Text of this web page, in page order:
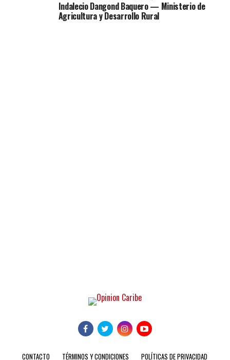
Indalecio Dangond Baquero — Ministerio de
Agricultura y Desarrollo Rural
CONTACTO TÉRMINOS Y CONDICIONES POLÍTICAS DE PRIVACIDAD